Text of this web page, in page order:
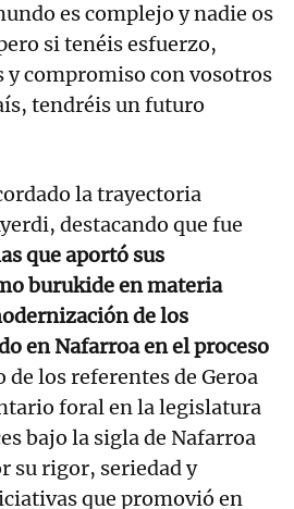
es complejo y nadie os
si tenéis esfuerzo,
compromiso con vosotros
tendréis un futuro
la trayectoria
destacando que fue
que aportó sus
burukide en materia
de los
en Nafarroa en el proceso
de los referentes de Geroa
foral en la legislatura
bajo la sigla de Nafarroa
su rigor, seriedad y
que promovió en